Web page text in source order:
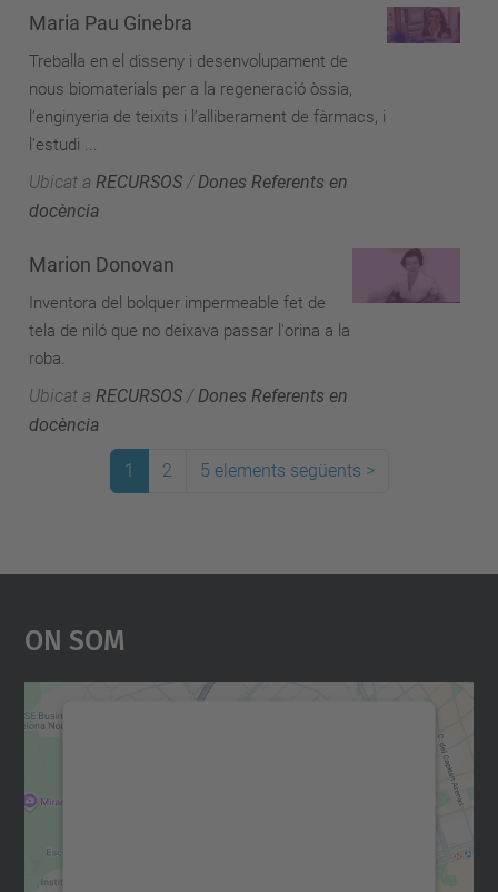
Maria Pau Ginebra
Treballa en el disseny i desenvolupament de
nous biomaterials per a la regeneració òssia,
l’enginyeria de teixits i l’alliberament de fàrmacs, i
l’estudi ...
Ubicat a RECURSOS / Dones Referents en
docència
Marion Donovan
Inventora del bolquer impermeable fet de
tela de niló que no deixava passar l'orina a la
roba.
Ubicat a RECURSOS /Dones Referents en
docència
1 2 5 elements següents >
On Som